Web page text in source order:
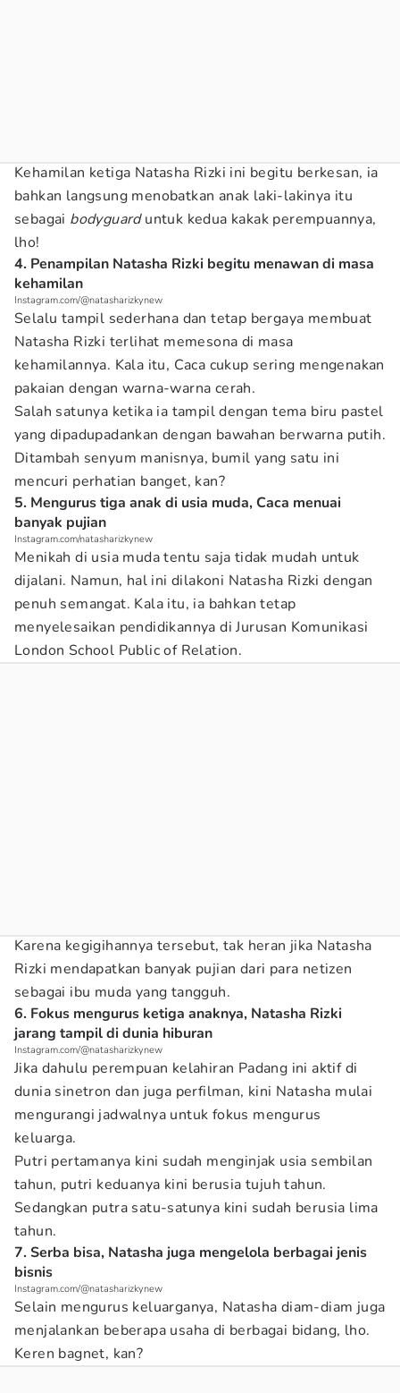
Kehamilan ketiga Natasha Rizki ini begitu berkesan, ia
bahkan langsung menobatkan anak laki-lakinya itu
sebagai bodyguarduntuk kedua kakak perempuannya,
lho!
4. Penampilan Natasha Rizki begitu menawan di masa
kehamilan
Instagram.com/@natasharizkynew
Selalu tampil sederhana dan tetap bergaya membuat
Natasha Rizki terlihat memesona di masa
kehamilannya. Kala itu, Caca cukup sering mengenakan
pakaian dengan warna-warna cerah.
Salah satunya ketika ia tampil dengan tema biru pastel
yang dipadupadankan dengan bawahan berwarna putih.
Ditambah senyum manisnya, bumil yang satu ini
mencuri perhatian banget, kan?
5. Mengurus tiga anak di usia muda, Caca menuai
banyak pujian
Instagram.com/natasharizkynew
Menikah di usia muda tentu saja tidak mudah untuk
dijalani. Namun, hal ini dilakoni Natasha Rizki dengan
penuh semangat. Kala itu, ia bahkan tetap
menyelesaikan pendidikannya di Jurusan Komunikasi
London School Public of Relation.
Karena kegigihannya tersebut, tak heran jika Natasha
Rizki mendapatkan banyak pujian dari para netizen
sebagai ibu muda yang tangguh.
6. Fokus mengurus ketiga anaknya, Natasha Rizki
jarang tampil di dunia hiburan
Instagram.com/@natasharizkynew
Jika dahulu perempuan kelahiran Padang ini aktif di
dunia sinetron dan juga perfilman, kini Natasha mulai
mengurangi jadwalnya untuk fokus mengurus
keluarga.
Putri pertamanya kini sudah menginjak usia sembilan
tahun, putri keduanya kini berusia tujuh tahun.
Sedangkan putra satu-satunya kini sudah berusia lima
tahun.
7. Serba bisa, Natasha juga mengelola berbagai jenis
bisnis
Instagram.com/@natasharizkynew
Selain mengurus keluarganya, Natasha diam-diam juga
menjalankan beberapa usaha di berbagai bidang, lho.
Keren bagnet, kan?